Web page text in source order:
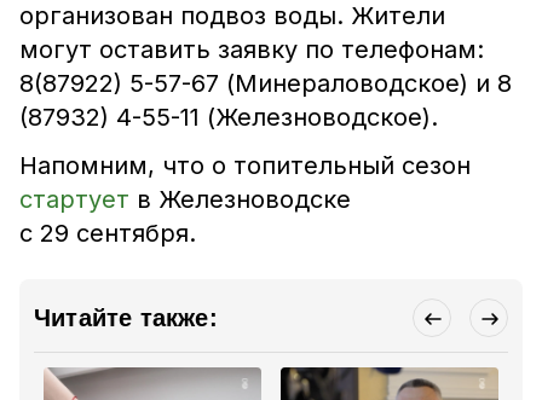
организован подвоз воды. Жители
могут оставить заявку по телефонам:
8(87922) 5-57-67 (Минераловодское) и 8
(87932) 4-55-11 (Железноводское).
Напомним, что о топительный сезон
стартует в Железноводске
с 29 сентября.
Читайте также: